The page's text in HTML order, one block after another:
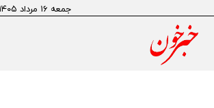
جمعه ۱۶ مرداد ۱۴۰۵ ۲۳:۱۷ ب ظ